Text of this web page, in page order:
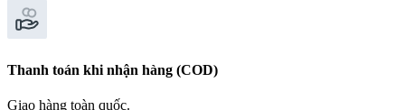
Thanh toán khi nhận hàng (COD)
Giao hàng toàn quốc.